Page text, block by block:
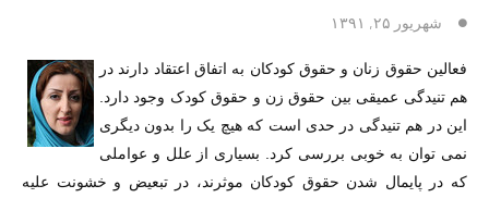
شهریور ۲۵, ۱۳۹۱
فعالین حقوق زنان و حقوق کودکان به اتفاق اعتقاد دارند در
هم تنیدگی عمیقی بین حقوق زن و حقوق کودک وجود دارد.
این در هم تنیدگی در حدی است که هیچ یک را بدون دیگری
نمی توان به خوبی بررسی کرد. بسیاری از علل و عواملی
که در پایمال شدن حقوق کودکان موثرند، در تبعیض و خشونت علیه